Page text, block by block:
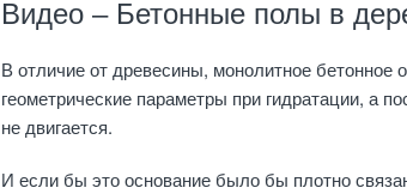
Видео – Бетонные полы в
В отличие от древесины, монолитное бетонное
геометрические параметры при гидратации, а
не двигается.
И если бы это основание было бы плотно